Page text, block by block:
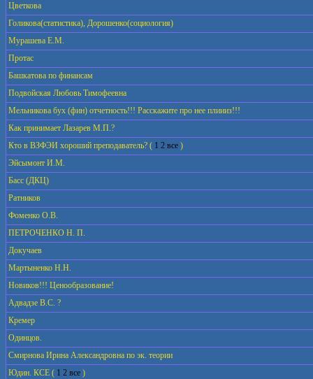
Цветкова
Голикова(статистика), Дорошенко(социология)
Мурашева Е.М.
Протас
Башкатова по финансам
Подвойская Любовь Тимофеевна
Мельникова бух (фин) отчетность!!! Расскажите про нее плиииз!!!
Как принимает Лазарев М.П.?
Кто в ВЗФЭИ хороший преподаватель? ( 1 2 все )
Эйсымонт И.М.
Басс (ДКЦ)
Ратников
Фоменко О.В.
ПЕТРОЧЕНКО Н. П.
Докучаев
Мартыненко Н.Н.
Новиков!!! Ценообразование!
Адвадзе В.С. ?
Кремер
Одинцов.
Смирнова Ирина Александровна по эк. теории
Юдин. КСЕ ( 1 2 все )